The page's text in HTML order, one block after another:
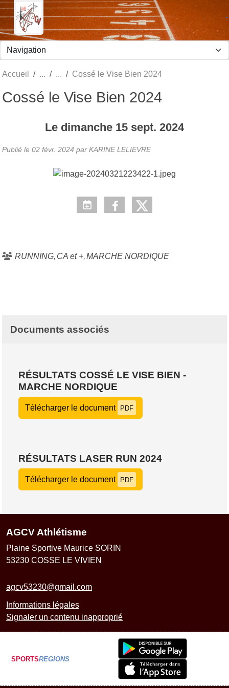
Accueil Cossé le Vise Bien 2024
Cossé le Vise Bien 2024
Le dimanche 15 sept. 2024
Publié le 02 févr. 2024 par KARINE LELIEVRE
RUNNING CA et + MARCHE NORDIQUE
Documents associés
RÉSULTATS COSSÉ LE VISE BIEN -
MARCHE NORDIQUE
Télécharger le document PDF
RÉSULTATS LASER RUN 2024
Télécharger le document PDF
AGCV Athlétisme
Plaine Sportive Maurice SORIN
53230 COSSE LE VIVIEN
agcv53230@gmail.com
Informations légales
Signaler un contenu inapproprié
SPORTSREGIONS
Panneau de gestion des cookies